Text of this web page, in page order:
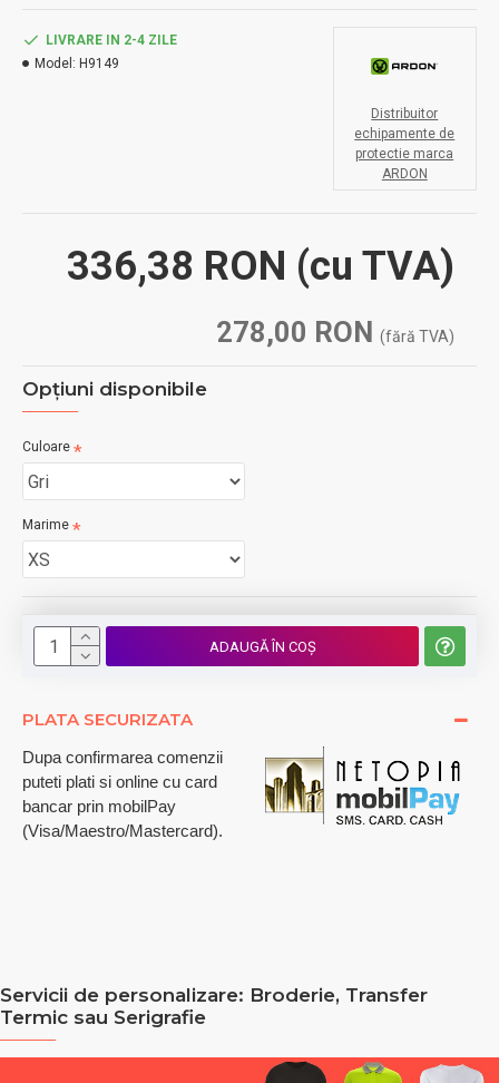
278,00 RON (fără TVA)
336,38 RON (cu TVA)
LIVRARE IN 2-4 ZILE
Model: H9149
Distribuitor
echipamente de
protectie marca
ARDON
Opţiuni disponibile
Culoare
Marime
ADAUGĂ ÎN COŞ
PLATA SECURIZATA
Dupa confirmarea comenzii
puteti plati si online cu card
bancar prin mobilPay
(Visa/Maestro/Mastercard).
Servicii de personalizare: Broderie, Transfer
Termic sau Serigrafie